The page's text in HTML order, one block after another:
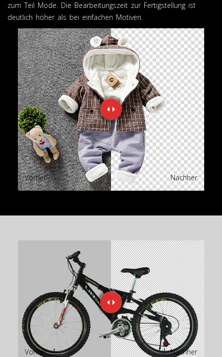
zum Teil Mode. Die Bearbeitungszeit zur Fertigstellung ist
deutlich höher als bei einfachen Motiven.
Nachher
Vorher
Nachher
Vorher